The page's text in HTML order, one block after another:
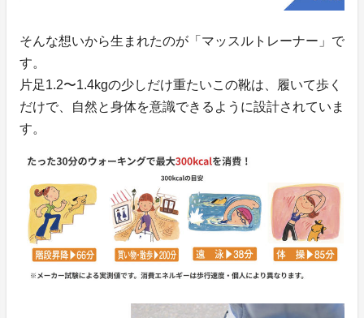
そんな想いから生まれたのが「マッスルトレーナー」で
す。
片足1.2〜1.4kgの少しだけ重たいこの靴は、履いて歩く
だけで、自然と身体を意識できるように設計されていま
す。